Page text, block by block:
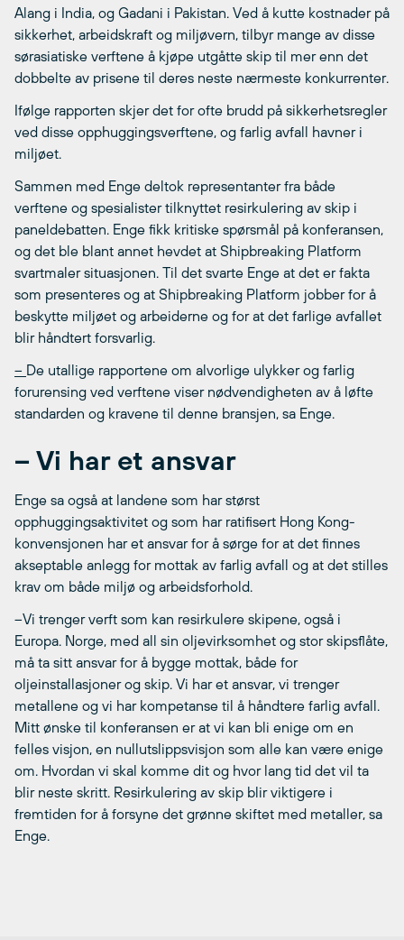
Alang i India, og Gadani i Pakistan. Ved å kutte kostnader på
sikkerhet, arbeidskraft og miljøvern, tilbyr mange av disse
sørasiatiske verftene å kjøpe utgåtte skip til mer enn det
dobbelte av prisene til deres neste nærmeste konkurrenter.
Ifølge rapporten skjer det for ofte brudd på sikkerhetsregler
ved disse opphuggingsverftene, og farlig avfall havner i
miljøet.
Sammen med Enge deltok representanter fra både
verftene og spesialister tilknyttet resirkulering av skip i
paneldebatten. Enge fikk kritiske spørsmål på konferansen,
og det ble blant annet hevdet at Shipbreaking Platform
svartmaler situasjonen. Til det svarte Enge at det er fakta
som presenteres og at Shipbreaking Platform jobber for å
beskytte miljøet og arbeiderne og for at det farlige avfallet
blir håndtert forsvarlig.
– De utallige rapportene om alvorlige ulykker og farlig
forurensing ved verftene viser nødvendigheten av å løfte
standarden og kravene til denne bransjen, sa Enge.
– Vi har et ansvar
Enge sa også at landene som har størst
opphuggingsaktivitet og som har ratifisert Hong Kong-
konvensjonen har et ansvar for å sørge for at det finnes
akseptable anlegg for mottak av farlig avfall og at det stilles
krav om både miljø og arbeidsforhold.
–Vi trenger verft som kan resirkulere skipene, også i
Europa. Norge, med all sin oljevirksomhet og stor skipsflåte,
må ta sitt ansvar for å bygge mottak, både for
oljeinstallasjoner og skip. Vi har et ansvar, vi trenger
metallene og vi har kompetanse til å håndtere farlig avfall.
Mitt ønske til konferansen er at vi kan bli enige om en
felles visjon, en nullutslippsvisjon som alle kan være enige
om. Hvordan vi skal komme dit og hvor lang tid det vil ta
blir neste skritt. Resirkulering av skip blir viktigere i
fremtiden for å forsyne det grønne skiftet med metaller, sa
Enge.